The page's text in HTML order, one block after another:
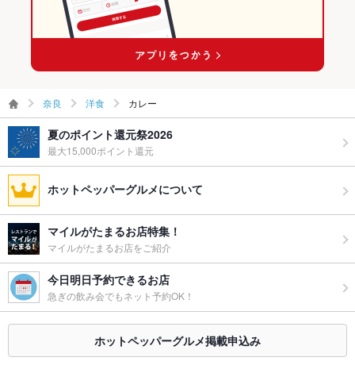
奈良 洋食 カレー
夏のポイント還元祭2026
最大15,000ポイント還元
ホットペッパーグルメについて
マイルがたまるお店特集！
マイルがたまるお店をご紹介
今日明日予約できるお店
急ぎの飲み会でもネット予約OK！
ホットペッパーグルメ掲載申込み